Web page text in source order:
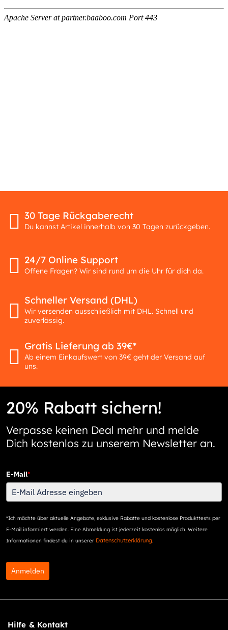
30 Tage Rückgaberecht
Du kannst Artikel innerhalb von 30 Tagen zurückgeben.
24/7 Online Support
Offene Fragen? Wir sind rund um die Uhr für dich da.
Schneller Versand (DHL)
Wir versenden ausschließlich mit DHL. Schnell und
zuverlässig.
Gratis Lieferung ab 39€*
Ab einem Einkaufswert von 39€ geht der Versand auf
uns.
20% Rabatt sichern!
Verpasse keinen Deal mehr und melde
Dich kostenlos zu unserem Newsletter an.
E-Mail*
*Ich möchte über aktuelle Angebote, exklusive Rabatte und kostenlose Produkttests per
E-Mail informiert werden. Eine Abmeldung ist jederzeit kostenlos möglich. Weitere
Informationen findest du in unserer Datenschutzerklärung.
Anmelden
Hilfe & Kontakt